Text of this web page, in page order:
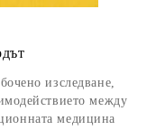
изследване,
между
медицина